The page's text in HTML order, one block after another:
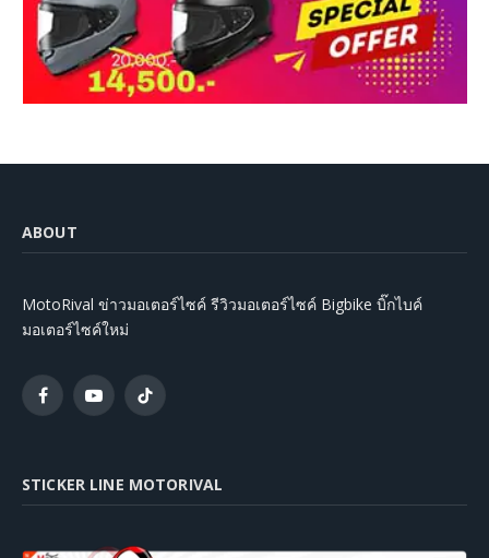
ABOUT
MotoRival ข่าวมอเตอร์ไซค์ รีวิวมอเตอร์ไซค์ Bigbike บิ๊กไบค์
มอเตอร์ไซค์ใหม่
FacebookYouTubeTikTok
STICKER LINE MOTORIVAL